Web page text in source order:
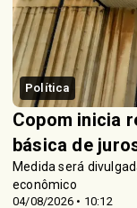
Política
04/08/2026 • 10:12
Copom inicia
básica de
Medida será
econômico